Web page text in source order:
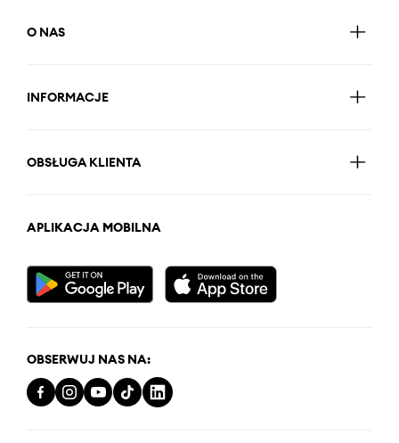
O NAS
INFORMACJE
OBSŁUGA KLIENTA
APLIKACJA MOBILNA
OBSERWUJ NAS NA: